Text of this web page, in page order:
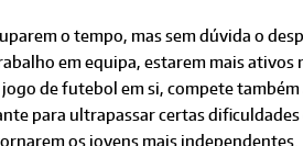
o tempo, mas sem dúvida o
em equipa, estarem mais
de futebol em si, compete
para ultrapassar certas
os jovens mais independentes.